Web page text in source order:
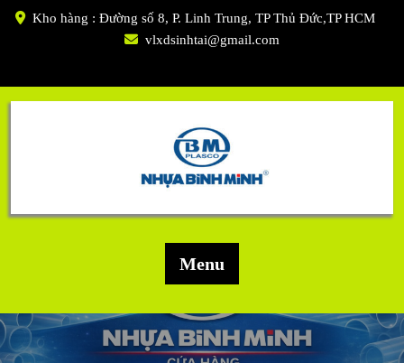
Skip
Kho hàng : Đường số 8, P. Linh Trung, TP Thủ Đức,TP HCM
vlxdsinhtai@gmail.com
Menu